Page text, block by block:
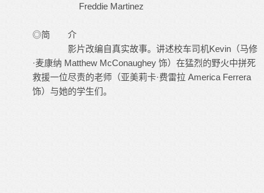
Freddie Martinez
◎简 介
影片改编自真实故事。讲述校车司机Kevin（马修
·麦康纳 Matthew McConaughey 饰）在猛烈的野火中拼死
救援一位尽责的老师（亚美莉卡·费雷拉 America Ferrera
饰）与她的学生们。